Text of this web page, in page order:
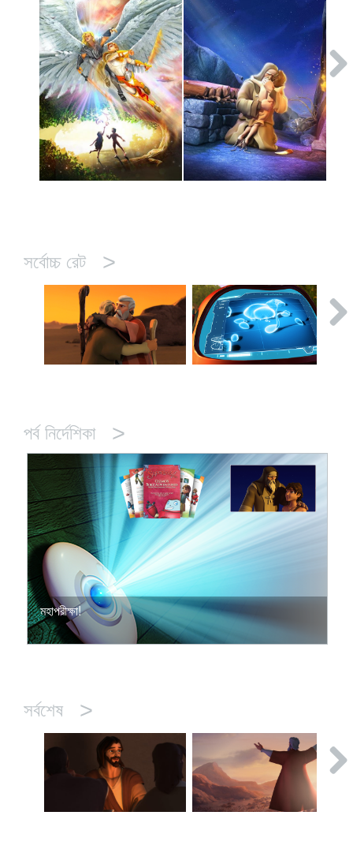
সর্বোচ্চ রেট >
পর্ব নির্দেশিকা >
মহাপরীক্ষা!
সর্বশেষ >